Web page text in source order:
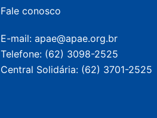
Fale conosco
E-mail: apae@apae.org.br
Telefone: (62) 3098-2525
Central Solidária: (62) 3701-2525